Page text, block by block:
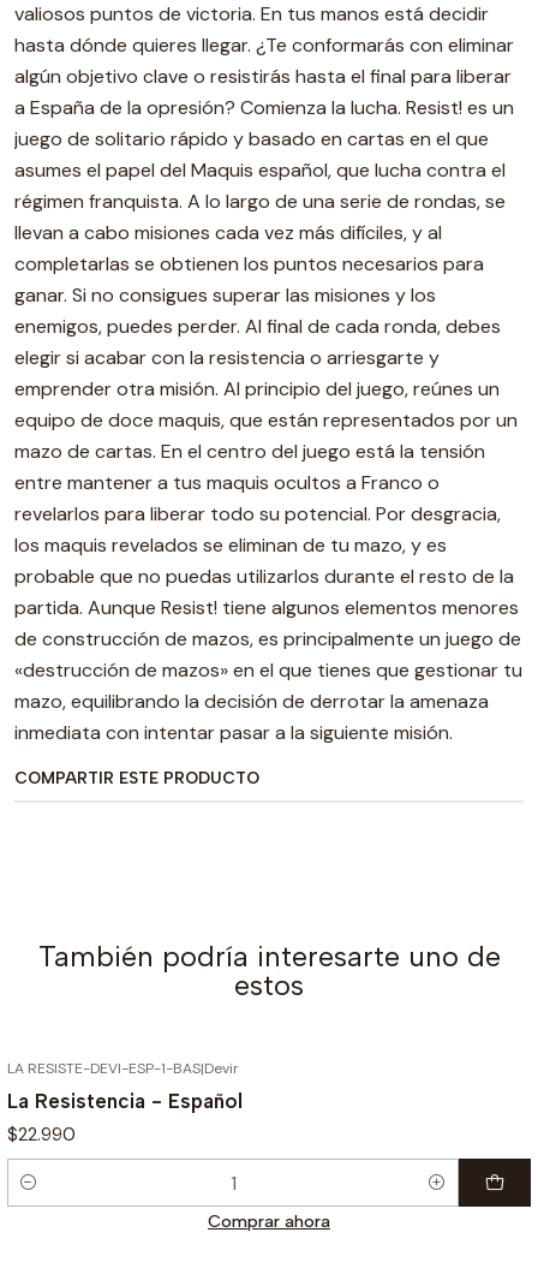
valiosos puntos de victoria. En tus manos está decidir
hasta dónde quieres llegar. ¿Te conformarás con eliminar
algún objetivo clave o resistirás hasta el final para liberar
a España de la opresión? Comienza la lucha. Resist! es un
juego de solitario rápido y basado en cartas en el que
asumes el papel del Maquis español, que lucha contra el
régimen franquista. A lo largo de una serie de rondas, se
llevan a cabo misiones cada vez más difíciles, y al
completarlas se obtienen los puntos necesarios para
ganar. Si no consigues superar las misiones y los
enemigos, puedes perder. Al final de cada ronda, debes
elegir si acabar con la resistencia o arriesgarte y
emprender otra misión. Al principio del juego, reúnes un
equipo de doce maquis, que están representados por un
mazo de cartas. En el centro del juego está la tensión
entre mantener a tus maquis ocultos a Franco o
revelarlos para liberar todo su potencial. Por desgracia,
los maquis revelados se eliminan de tu mazo, y es
probable que no puedas utilizarlos durante el resto de la
partida. Aunque Resist! tiene algunos elementos menores
de construcción de mazos, es principalmente un juego de
«destrucción de mazos» en el que tienes que gestionar tu
mazo, equilibrando la decisión de derrotar la amenaza
inmediata con intentar pasar a la siguiente misión.
COMPARTIR ESTE PRODUCTO
También podría interesarte uno de
estos
LA RESISTE-DEVI-ESP-1-BAS|Devir
La Resistencia - Español
$22.990
Cantidad
Comprar ahora